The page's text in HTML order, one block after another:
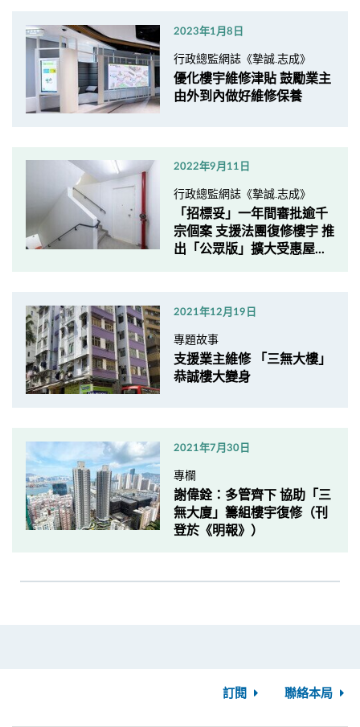
2023年1月8日
行政總監網誌《摯誠.志成》
優化樓宇維修津貼 鼓勵業主
由外到內做好維修保養
2022年9月11日
行政總監網誌《摯誠.志成》
「招標妥」一年間審批逾千
宗個案 支援法團復修樓宇 推
出「公眾版」擴大受惠屋...
2021年12月19日
專題故事
支援業主維修 「三無大樓」
恭誠樓大變身
2021年7月30日
專欄
謝偉銓：多管齊下 協助「三
無大廈」籌組樓宇復修（刊
登於《明報》）
訂閱 聯絡本局